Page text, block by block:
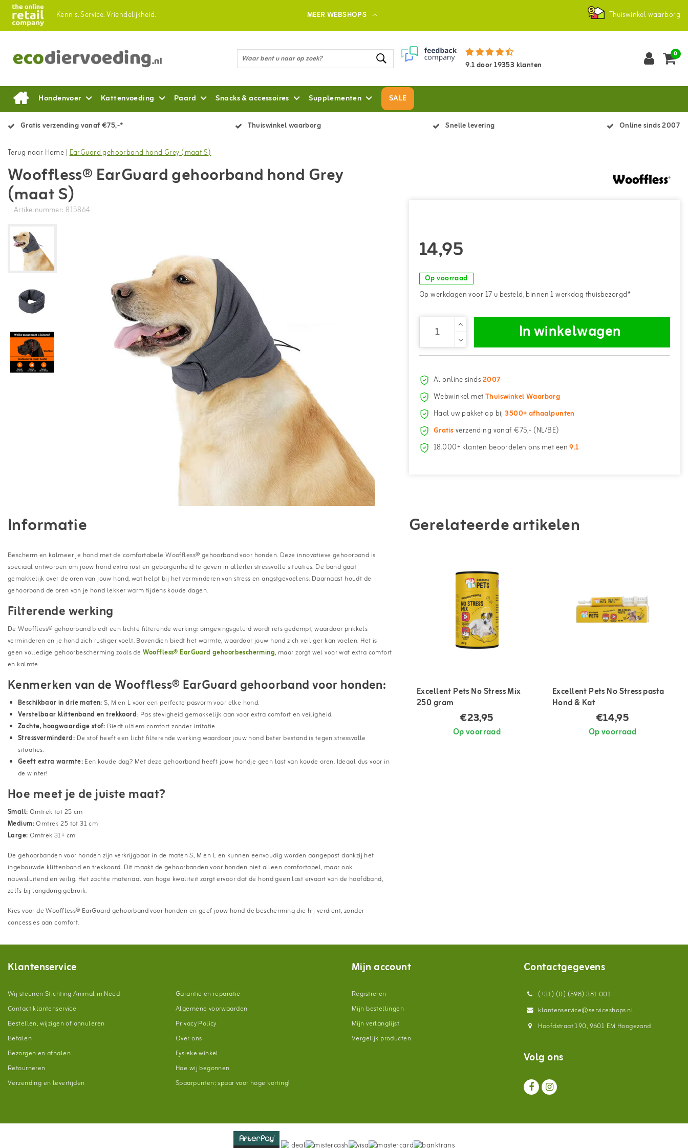
Kennis.Service.Vriendelijkheid. MEER WEBSHOPS Thuiswinkel waarborg
9.1door19353 klanten
0
Hondenvoer Kattenvoeding Paard Snacks & accessoires Supplementen SALE
Gratis verzending vanaf €75,-* Thuiswinkel waarborg Snelle levering Online sinds 2007
Terug naar Home |EarGuard gehoorband hond Grey (maat S)
Wooffless® EarGuard gehoorband hond Grey
(maat S)
| Artikelnummer: 815864
14,95
Op voorraad
Op werkdagen voor 17 u besteld, binnen 1 werkdag thuisbezorgd*
In winkelwagen
Al online sinds2007
Webwinkel metThuiswinkel Waarborg
Haal uw pakket op bij3500+ afhaalpunten
Gratisverzending vanaf €75,- (NL/BE)
18.000+ klanten beoordelen ons met een9.1
Informatie
Bescherm en kalmeer je hond met de comfortabele Wooffless® gehoorband voor honden. Deze innovatieve gehoorband is
speciaal ontworpen om jouw hond extra rust en geborgenheid te geven in allerlei stressvolle situaties. De band gaat
gemakkelijk over de oren van jouw hond, wat helpt bij het verminderen van stress en angstgevoelens. Daarnaast houdt de
gehoorband de oren van je hond lekker warm tijdens koude dagen.
Filterende werking
De Wooffless® gehoorband biedt een lichte filterende werking: omgevingsgeluid wordt iets gedempt, waardoor prikkels
verminderen en je hond zich rustiger voelt. Bovendien biedt het warmte, waardoor jouw hond zich veiliger kan voelen. Het is
geen volledige gehoorbescherming zoals de Wooffless® EarGuard gehoorbescherming, maar zorgt wel voor wat extra comfort
en kalmte.
Kenmerken van de Wooffless® EarGuard gehoorband voor honden:
Beschikbaar in drie maten:S, M en L voor een perfecte pasvorm voor elke hond.
Verstelbaar klittenband en trekkoord: Pas stevigheid gemakkelijk aan voor extra comfort en veiligheid.
Zachte, hoogwaardige stof: Biedt ultiem comfort zonder irritatie.
Stressverminderd: De stof heeft een licht filterende werking waardoor jouw hond beter bestand is tegen stressvolle
situaties.
Geeft extra warmte:Een koude dag? Met deze gehoorband heeft jouw hondje geen last van koude oren. Ideaal dus voor in
de winter!
Hoe meet je de juiste maat?
Small: Omtrek tot 25 cm
Medium:Omtrek 25 tot 31 cm
Large: Omtrek 31+ cm
De gehoorbanden voor honden zijn verkrijgbaar in de maten S, M en L en kunnen eenvoudig worden aangepast dankzij het
ingebouwde klittenband en trekkoord. Dit maakt de gehoorbanden voor honden niet alleen comfortabel, maar ook
nauwsluitend en veilig. Het zachte materiaal van hoge kwaliteit zorgt ervoor dat de hond geen last ervaart van de hoofdband,
zelfs bij langdurig gebruik.
Kies voor de Wooffless® EarGuard gehoorband voor honden en geef jouw hond de bescherming die hij verdient, zonder
concessies aan comfort.
Gerelateerde artikelen
Excellent Pets No Stress Mix
250 gram
€23,95
Op voorraad
Excellent Pets No Stress pasta
Hond & Kat
€14,95
Op voorraad
Klantenservice
Wij steunen Stichting Animal in Need
Contact klantenservice
Bestellen, wijzigen of annuleren
Betalen
Bezorgen en afhalen
Retourneren
Verzending en levertijden
Garantie en reparatie
Algemene voorwaarden
Privacy Policy
Over ons
Fysieke winkel
Hoe wij begonnen
Spaarpunten; spaar voor hoge korting!
Mijn account
Registreren
Mijn bestellingen
Mijn verlanglijst
Vergelijk producten
Contactgegevens
(+31) (0) (598) 381 001
klantenservice@serviceshops.nl
Hoofdstraat 190, 9601 EM Hoogezand
Volg ons